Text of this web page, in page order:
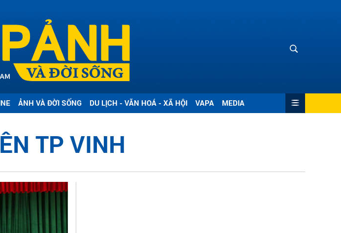
ẢNH VÀ ĐỜI SỐNG DU LỊCH - VĂN HOÁ - XÃ HỘI VAPA MEDIA
TP VINH